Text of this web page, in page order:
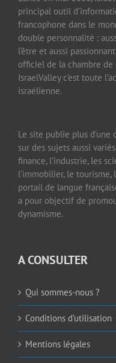
principal outil
francophone dans le
double personnalité :
l’être et aussi
officiel de la chambre de
IsraelValley c’est toute
israélienne.
Le site publie plus d’une
sur des sujets aussi
finance, l’industrie, les
l’immobilier, le
portail de langue
a pour objectif de
dynamisme.
A CONSULTER
Qui sommes-nous ?
Conditions d’utilisation
Mentions légales